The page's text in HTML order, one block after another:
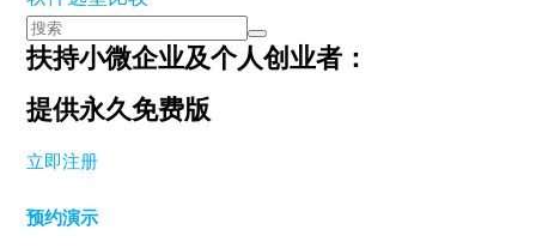
扶持小微企业及个人创业者：
提供永久免费版
立即注册
预约演示